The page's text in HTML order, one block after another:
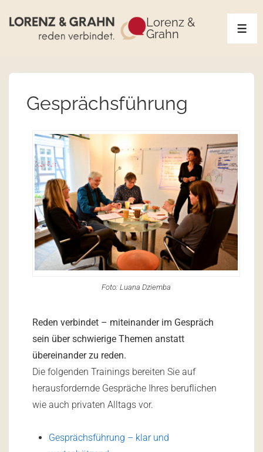
Lorenz &
Grahn
Gesprächsführung
Foto: Luana Dziemba
Reden verbindet – miteinander im Gespräch
sein über schwierige Themen anstatt
übereinander zu reden.
Die folgenden Trainings bereiten Sie auf
herausfordernde Gespräche Ihres beruflichen
wie auch privaten Alltags vor.
Gesprächsführung – klar und